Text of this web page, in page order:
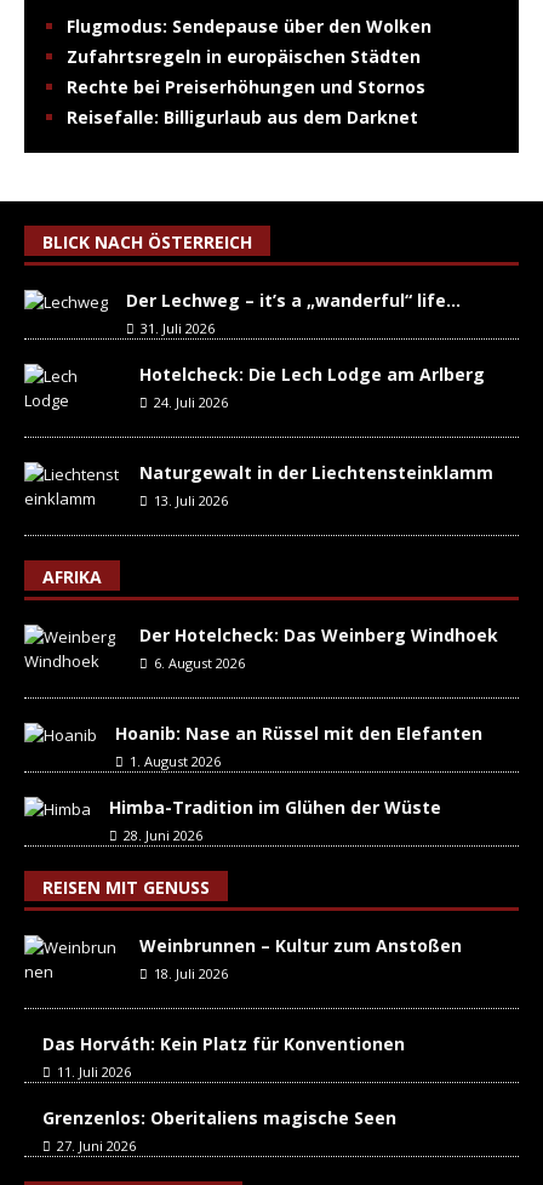
Flugmodus: Sendepause über den Wolken
Zufahrtsregeln in europäischen Städten
Rechte bei Preiserhöhungen und Stornos
Reisefalle: Billigurlaub aus dem Darknet
BLICK NACH ÖSTERREICH
Der Lechweg – it’s a „wanderful“ life…
31. Juli 2026
Hotelcheck: Die Lech Lodge am Arlberg
24. Juli 2026
Naturgewalt in der Liechtensteinklamm
13. Juli 2026
AFRIKA
Der Hotelcheck: Das Weinberg Windhoek
6. August 2026
Hoanib: Nase an Rüssel mit den Elefanten
1. August 2026
Himba-Tradition im Glühen der Wüste
28. Juni 2026
REISEN MIT GENUSS
Weinbrunnen – Kultur zum Anstoßen
18. Juli 2026
Das Horváth: Kein Platz für Konventionen
11. Juli 2026
Grenzenlos: Oberitaliens magische Seen
27. Juni 2026